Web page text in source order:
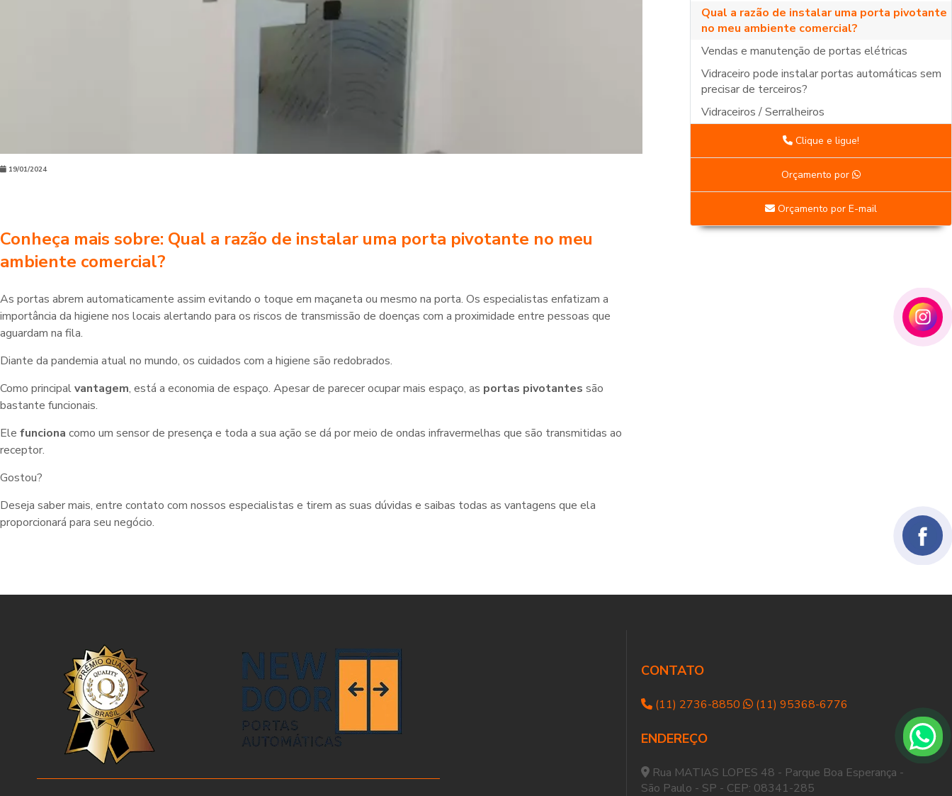
19/01/2024
Conheça mais sobre: Qual a razão de instalar uma porta pivotante no meu
ambiente comercial?
As portas abrem automaticamente assim evitando o toque em maçaneta ou mesmo na porta. Os especialistas enfatizam a
importância da higiene nos locais alertando para os riscos de transmissão de doenças com a proximidade entre pessoas que
aguardam na fila.
Diante da pandemia atual no mundo, os cuidados com a higiene são redobrados.
Como principalvantagem, está a economia de espaço. Apesar de parecer ocupar mais espaço, as portas pivotantes são
bastante funcionais.
Ele funciona como um sensor de presença e toda a sua ação se dá por meio de ondas infravermelhas que são transmitidas ao
receptor.
Gostou?
Deseja saber mais, entre contato com nossos especialistas e tirem as suas dúvidas e saibas todas as vantagens que ela
proporcionará para seu negócio.
Qual a razão de instalar uma porta pivotante
no meu ambiente comercial?
Vendas e manutenção de portas elétricas
Vidraceiro pode instalar portas automáticas sem
precisar de terceiros?
Vidraceiros / Serralheiros
Clique e ligue!
Orçamento por
Orçamento por E-mail
CONTATO
(11) 2736-8850 (11) 95368-6776
ENDEREÇO
Rua MATIAS LOPES 48 - Parque Boa Esperança -
São Paulo - SP - CEP: 08341-285